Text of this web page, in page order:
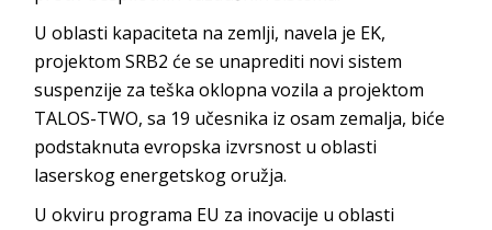
U oblasti kapaciteta na zemlji, navela je EK,
projektom SRB2 će se unaprediti novi sistem
suspenzije za teška oklopna vozila a projektom
TALOS-TWO, sa 19 učesnika iz osam zemalja, biće
podstaknuta evropska izvrsnost u oblasti
laserskog energetskog oružja.
U okviru programa EU za inovacije u oblasti